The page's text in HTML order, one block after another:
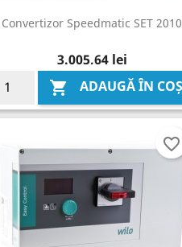
Convertizor Speedmatic SET 2010
Pret
3.005,64 lei
 ADAUGĂ ÎN COȘ
Vizualizare rapida
favorite_border